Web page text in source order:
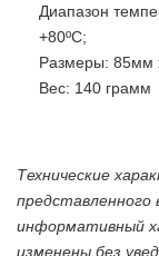
Диапазон
+80ºС;
Размеры: 85мм
Вес: 140 грамм
Технические
представленного
информативный
изменены без